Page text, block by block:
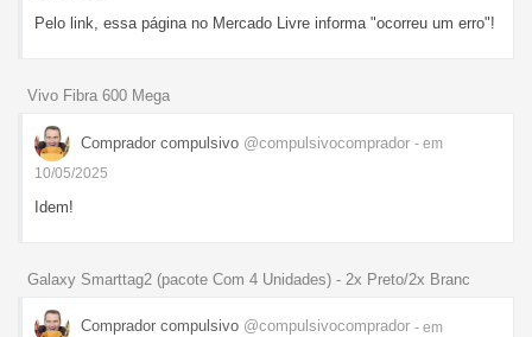
Pelo link, essa página no Mercado Livre informa "ocorreu um erro"!
Vivo Fibra 600 Mega
Comprador compulsivo @compulsivocomprador - em
10/05/2025
Idem!
Galaxy Smarttag2 (pacote Com 4 Unidades) - 2x Preto/2x Branc
Comprador compulsivo @compulsivocomprador - em